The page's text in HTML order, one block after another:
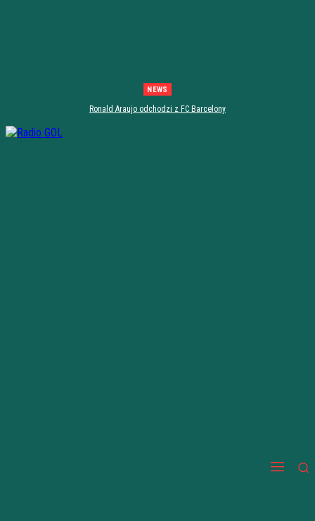
NEWS
Ronald Araujo odchodzi z FC Barcelony